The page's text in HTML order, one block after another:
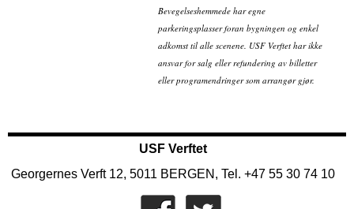
Bevegelseshemmede har egne
parkeringsplasser foran bygningen og enkel
adkomst til alle scenene. USF Verftet har ikke
ansvar for salg eller refundering av billetter
eller programendringer som arrangør gjør.
USF Verftet
Georgernes Verft 12, 5011 BERGEN, Tel. +47 55 30 74 10